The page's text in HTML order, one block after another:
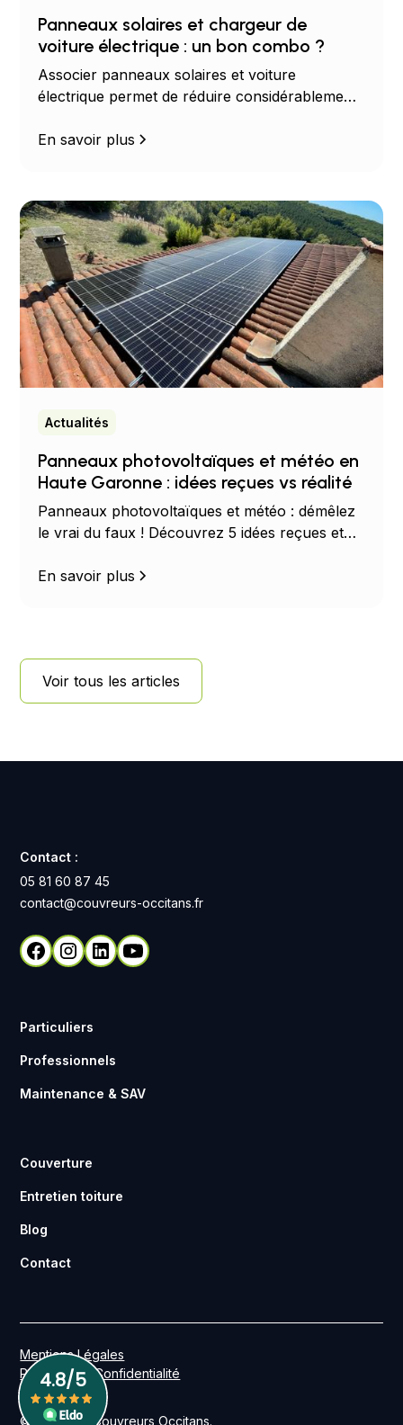
Panneaux solaires et chargeur de
voiture électrique : un bon combo ?
Associer panneaux solaires et voiture
électrique permet de réduire considérablement
avantages, les économies possibles et les
En savoir plus
Actualités
Panneaux photovoltaïques et météo en
Haute Garonne : idées reçues vs réalité
Panneaux photovoltaïques et météo : démêlez
le vrai du faux ! Découvrez 5 idées reçues et
le soleil, la pluie, la neige et la température.
En savoir plus
Voir tous les articles
Contact :
05 81 60 87 45
contact@couvreurs-occitans.fr
Particuliers
Professionnels
Maintenance & SAV
Couverture
Entretien toiture
Blog
Contact
© 2026 Les Couvreurs Occitans.
Mentions Légales
Politique de Confidentialité